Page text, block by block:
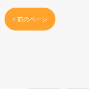
< 前のページ